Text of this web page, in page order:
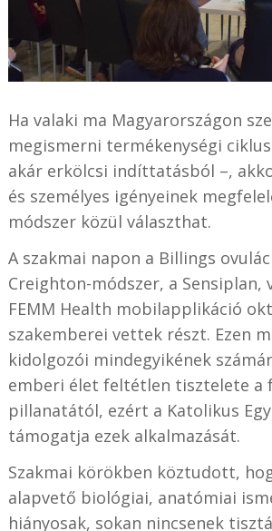
Ha valaki ma Magyarországon
megismerni termékenységi
akár erkölcsi indíttatásból –,
és személyes igényeinek
módszer közül választhat.
A szakmai napon a Billings
Creighton-módszer, a Sensiplan,
FEMM Health mobilapplikáció
szakemberei vettek részt. Ezen
kidolgozói mindegyikének
emberi élet feltétlen tisztelete a
pillanatától, ezért a Katolikus
támogatja ezek alkalmazását.
Szakmai körökben köztudott,
alapvető biológiai, anatómiai
hiányosak, sokan nincsenek